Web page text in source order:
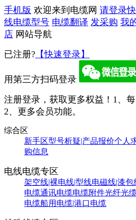
手机版 欢迎来到电缆网 请登录
线电缆型号 电缆翻译 发采购 我
店 网站导航
已注册? 【快速登录】
用第三方扫码登录
注册登录，获取更多权益！ 1、
2、更多会员功能。
综合区
新手区型号析疑|产品报价个人
购信息
电线电缆专区
架空线|裸电线|型线电磁线|漆包
电缆通讯电缆电缆附件光纤光
电缆船用电缆|港口电缆